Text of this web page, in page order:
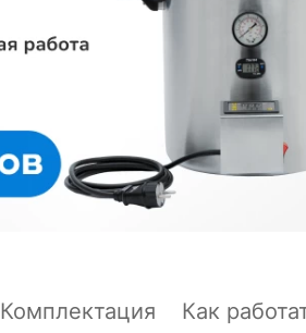
Комплектация Как